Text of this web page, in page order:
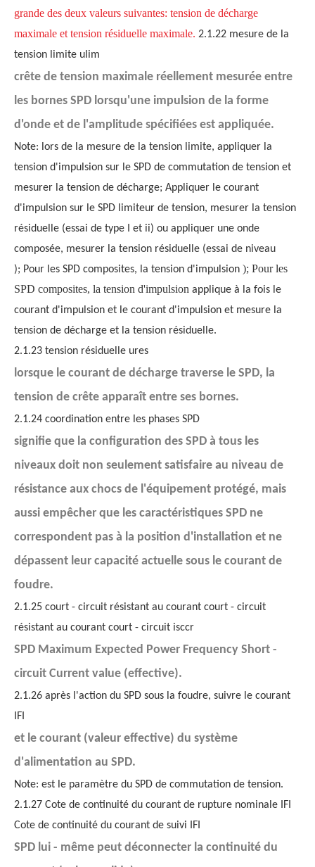
grande des deux valeurs suivantes: tension de décharge
maximale et tension résiduelle maximale. 2.1.22 mesure de la
tension limite ulim
crête de tension maximale réellement mesurée entre
les bornes SPD lorsqu'une impulsion de la forme
d'onde et de l'amplitude spécifiées est appliquée.
Note: lors de la mesure de la tension limite, appliquer la
tension d'impulsion sur le SPD de commutation de tension et
mesurer la tension de décharge; Appliquer le courant
d'impulsion sur le SPD limiteur de tension, mesurer la tension
résiduelle (essai de type I et ii) ou appliquer une onde
composée, mesurer la tension résiduelle (essai de niveau
); Pour les SPD composites, la tension d'impulsion ); Pour les
SPD composites, la tension d'impulsion applique à la fois le
courant d'impulsion et le courant d'impulsion et mesure la
tension de décharge et la tension résiduelle.
2.1.23 tension résiduelle ures
lorsque le courant de décharge traverse le SPD, la
tension de crête apparaît entre ses bornes.
2.1.24 coordination entre les phases SPD
signifie que la configuration des SPD à tous les
niveaux doit non seulement satisfaire au niveau de
résistance aux chocs de l'équipement protégé, mais
aussi empêcher que les caractéristiques SPD ne
correspondent pas à la position d'installation et ne
dépassent leur capacité actuelle sous le courant de
foudre.
2.1.25 court - circuit résistant au courant court - circuit
résistant au courant court - circuit isccr
SPD Maximum Expected Power Frequency Short -
circuit Current value (effective).
2.1.26 après l'action du SPD sous la foudre, suivre le courant
IFI
et le courant (valeur effective) du système
d'alimentation au SPD.
Note: est le paramètre du SPD de commutation de tension.
2.1.27 Cote de continuité du courant de rupture nominale IFI
Cote de continuité du courant de suivi IFI
SPD lui - même peut déconnecter la continuité du